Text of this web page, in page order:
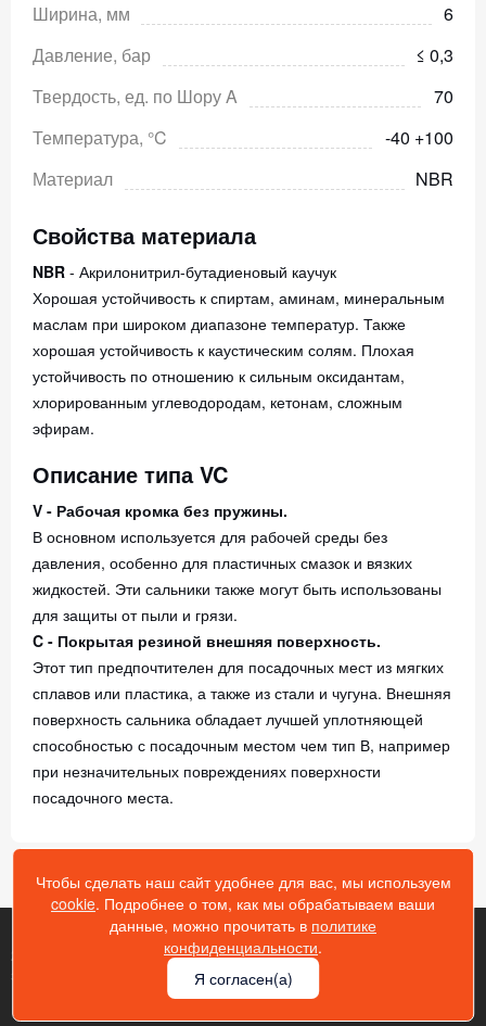
Ширина, мм
6
Давление, бар
≤ 0,3
Твердость, ед. по Шору A
70
Температура, °C
-40 +100
Материал
NBR
Свойства материала
NBR - Акрилонитрил-бутадиеновый каучук
Хорошая устойчивость к спиртам, аминам, минеральным
маслам при широком диапазоне температур. Также
хорошая устойчивость к каустическим солям. Плохая
устойчивость по отношению к сильным оксидантам,
хлорированным углеводородам, кетонам, сложным
эфирам.
Описание типа VC
V - Рабочая кромка без пружины.
В основном используется для рабочей среды без
давления, особенно для пластичных смазок и вязких
жидкостей. Эти сальники также могут быть использованы
для защиты от пыли и грязи.
C - Покрытая резиной внешняя поверхность.
Этот тип предпочтителен для посадочных мест из мягких
сплавов или пластика, а также из стали и чугуна. Внешняя
поверхность сальника обладает лучшей уплотняющей
способностью с посадочным местом чем тип В, например
при незначительных повреждениях поверхности
посадочного места.
2026 Gik43.ru © Гидрокомплект - копирование информации
запрещено!
Чтобы сделать наш сайт удобнее для вас, мы используем
cookie. Подробнее о том, как мы обрабатываем ваши
данные, можно прочитать в политике
конфиденциальности.
Я согласен(а)